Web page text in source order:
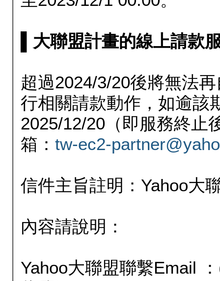
▌大聯盟計畫的線上請款
超過2024/3/20後將無法
行相關請款動作，如逾該
2025/12/20（即服務終止
箱： tw-ec2-
信件主旨註明：Yahoo大
內容請說明：
Yahoo大聯盟聯繫Email